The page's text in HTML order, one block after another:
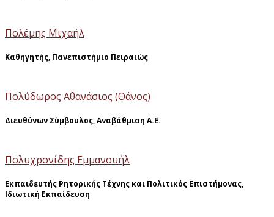
Πολέμης Μιχαήλ
Καθηγητής, Πανεπιστήμιο Πειραιώς
Πολύδωρος Αθανάσιος (Θάνος)
Διευθύνων Σύμβουλος, Αναβάθμιση Α.Ε.
Πολυχρονίδης Εμμανουήλ
Εκπαιδευτής Ρητορικής Τέχνης και Πολιτικός Επιστήμονας,
Ιδιωτική Εκπαίδευση